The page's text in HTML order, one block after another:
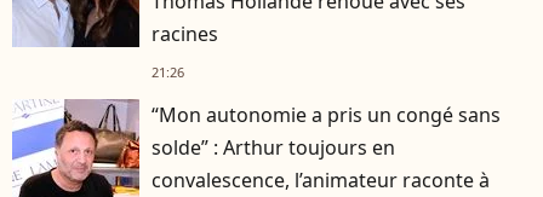
racines
21:26
“Mon autonomie a pris un congé sans
solde” : Arthur toujours en
convalescence, l’animateur raconte à